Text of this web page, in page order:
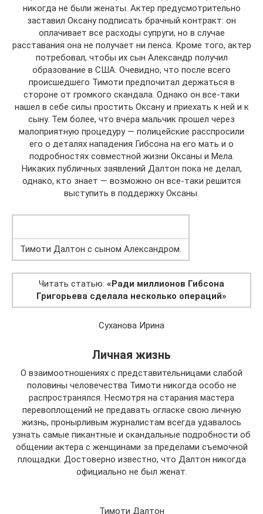
никогда не были женаты. Актер предусмотрительно
заставил Оксану подписать брачный контракт: он
оплачивает все расходы супруги, но в случае
расставания она не получает ни пенса. Кроме того, актер
потребовал, чтобы их сын Александр получил
образование в США. Очевидно, что после всего
происшедшего Тимоти предпочитал держаться в
стороне от громкого скандала. Однако он все-таки
нашел в себе силы простить Оксану и приехать к ней и к
сыну. Тем более, что вчера мальчик прошел через
малоприятную процедуру — полицейские расспросили
его о деталях нападения Гибсона на его мать и о
подробностях совместной жизни Оксаны и Мела.
Никаких публичных заявлений Далтон пока не делал,
однако, кто знает — возможно он все-таки решится
выступить в поддержку Оксаны.
Тимоти Далтон с сыном Александром.
Читать статью: «Ради миллионов Гибсона
Григорьева сделала несколько операций»
Суханова Ирина
Личная жизнь
О взаимоотношениях с представительницами слабой
половины человечества Тимоти никогда особо не
распространялся. Несмотря на старания мастера
перевоплощений не предавать огласке свою личную
жизнь, пронырливым журналистам всегда удавалось
узнать самые пикантные и скандальные подробности об
общении актера с женщинами за пределами съемочной
площадки. Достоверно известно, что Далтон никогда
официально не был женат.
Тимоти Далтон